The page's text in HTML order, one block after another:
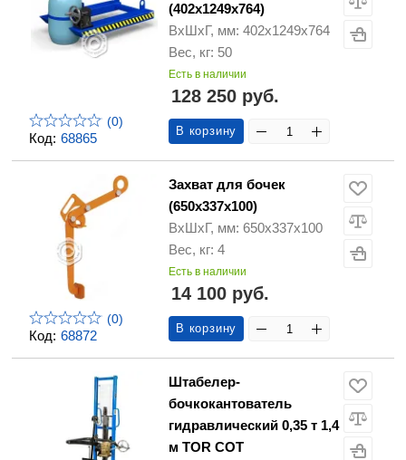
Код: 68865
(0)
(402х1249х764)
ВхШхГ, мм: 402х1249х764
Вес, кг: 50
Есть в наличии
128 250 руб.
В корзину
Код: 68872
(0)
Захват для бочек
(650x337x100)
ВхШхГ, мм: 650x337x100
Вес, кг: 4
Есть в наличии
14 100 руб.
В корзину
Штабелер-
бочкокантователь
гидравлический 0,35 т 1,4
м TOR COT